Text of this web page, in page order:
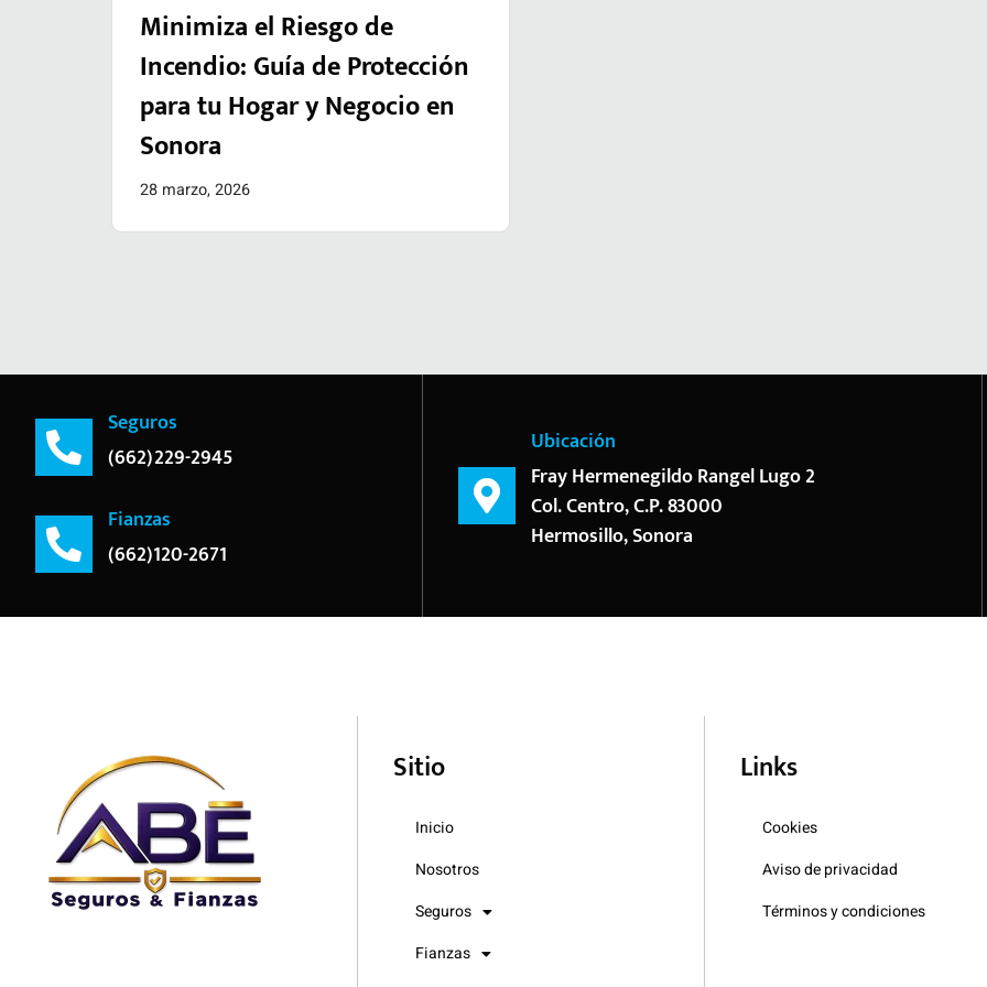
Minimiza el Riesgo de
Incendio: Guía de Protección
para tu Hogar y Negocio en
Sonora
28 marzo, 2026
Seguros
(662)229-2945
Fianzas
(662)120-2671
Ubicación
Fray Hermenegildo Rangel Lugo 2
Col. Centro, C.P. 83000
Hermosillo, Sonora
Sitio
Inicio
Nosotros
Seguros
Fianzas
Links
Cookies
Aviso de privacidad
Términos y condiciones